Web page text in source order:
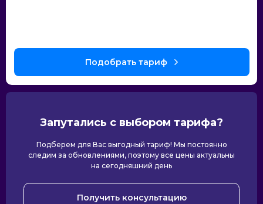
Запутались с выбором тарифа?
Подберем для Вас выгодный тариф! Мы постоянно
следим за обновлениями, поэтому все цены актуальны
на сегодняшний день
Получить консультацию